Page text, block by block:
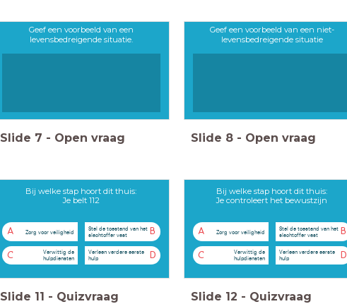
Geef een voorbeeld van een
levensbedreigende situatie.
Slide 7 - Open vraag
Geef een voorbeeld van een niet-
levensbedreigende situatie
Slide 8 - Open vraag
Bij welke stap hoort dit thuis:
Je belt 112
A Zorg voor veiligheid B
Stel de toestand van het
slachtoffer vast
C
Verwittig de
hulpdiensten
D
Verleen verdere eerste
hulp
Slide 11 - Quizvraag
Bij welke stap hoort dit thuis:
Je controleert het bewustzijn
A Zorg voor veiligheid B
Stel de toestand van het
slachtoffer vast
C
Verwittig de
hulpdiensten
D
Verleen verdere eerste
hulp
Slide 12 - Quizvraag